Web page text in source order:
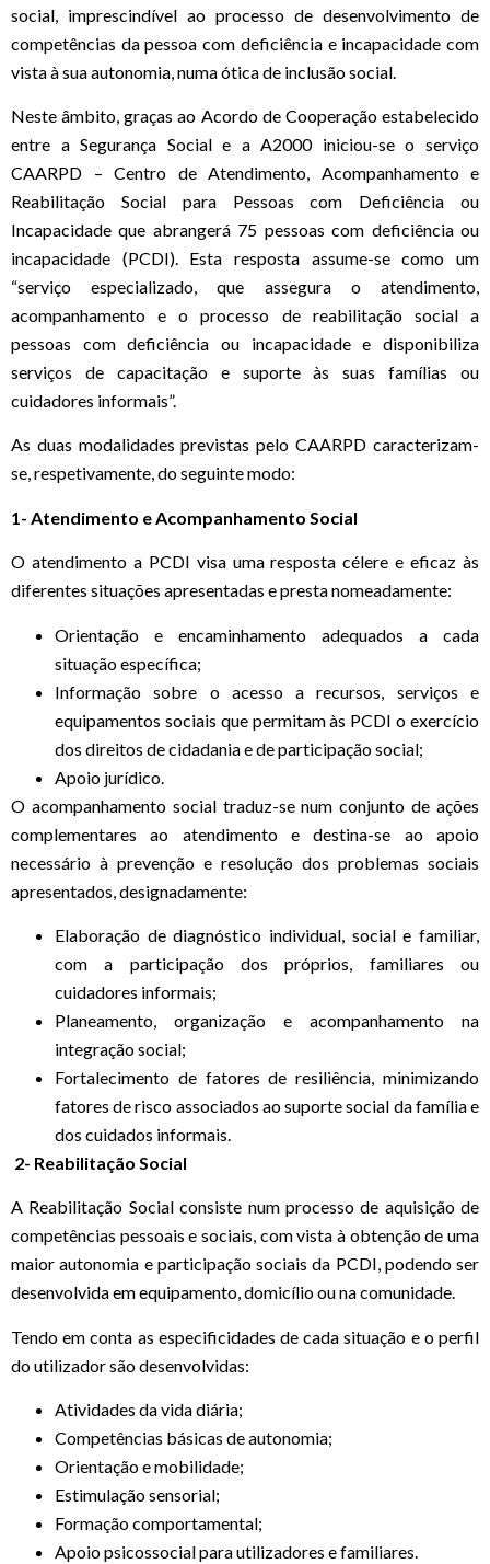
social, imprescindível ao processo de desenvolvimento de
competências da pessoa com deficiência e incapacidade com
vista à sua autonomia, numa ótica de inclusão social.
Neste âmbito, graças ao Acordo de Cooperação estabelecido
entre a Segurança Social e a A2000 iniciou-se o serviço
CAARPD – Centro de Atendimento, Acompanhamento e
Reabilitação Social para Pessoas com Deficiência ou
Incapacidade que abrangerá 75 pessoas com deficiência ou
incapacidade (PCDI). Esta resposta assume-se como um
“serviço especializado, que assegura o atendimento,
acompanhamento e o processo de reabilitação social a
pessoas com deficiência ou incapacidade e disponibiliza
serviços de capacitação e suporte às suas famílias ou
cuidadores informais”.
As duas modalidades previstas pelo CAARPD caracterizam-
se, respetivamente, do seguinte modo:
1- Atendimento e Acompanhamento Social
O atendimento a PCDI visa uma resposta célere e eficaz às
diferentes situações apresentadas e presta nomeadamente:
Orientação e encaminhamento adequados a cada
situação específica;
Informação sobre o acesso a recursos, serviços e
equipamentos sociais que permitam às PCDI o exercício
dos direitos de cidadania e de participação social;
Apoio jurídico.
O acompanhamento social traduz-se num conjunto de ações
complementares ao atendimento e destina-se ao apoio
necessário à prevenção e resolução dos problemas sociais
apresentados, designadamente:
Elaboração de diagnóstico individual, social e familiar,
com a participação dos próprios, familiares ou
cuidadores informais;
Planeamento, organização e acompanhamento na
integração social;
Fortalecimento de fatores de resiliência, minimizando
fatores de risco associados ao suporte social da família e
dos cuidados informais.
2- Reabilitação Social
A Reabilitação Social consiste num processo de aquisição de
competências pessoais e sociais, com vista à obtenção de uma
maior autonomia e participação sociais da PCDI, podendo ser
desenvolvida em equipamento, domicílio ou na comunidade.
Tendo em conta as especificidades de cada situação e o perfil
do utilizador são desenvolvidas:
Atividades da vida diária;
Competências básicas de autonomia;
Orientação e mobilidade;
Estimulação sensorial;
Formação comportamental;
Apoio psicossocial para utilizadores e familiares.